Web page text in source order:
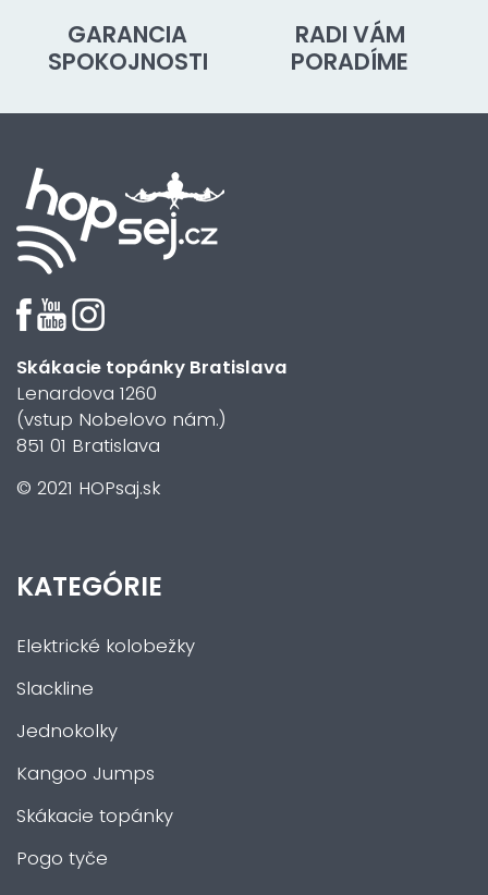
GARANCIA
SPOKOJNOSTI
RADI VÁM
PORADÍME
Skákacie topánky Bratislava
Lenardova 1260
(vstup Nobelovo nám.)
851 01 Bratislava
© 2021 HOPsaj.sk
KATEGÓRIE
Elektrické kolobežky
Slackline
Jednokolky
Kangoo Jumps
Skákacie topánky
Pogo tyče